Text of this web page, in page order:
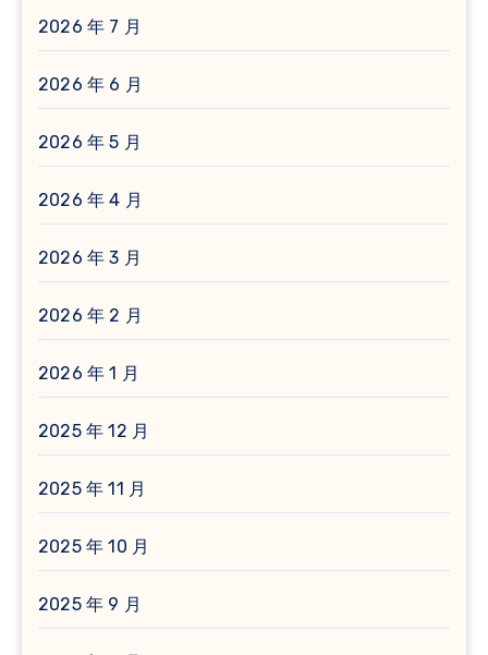
2026 年 7 月
2026 年 6 月
2026 年 5 月
2026 年 4 月
2026 年 3 月
2026 年 2 月
2026 年 1 月
2025 年 12 月
2025 年 11 月
2025 年 10 月
2025 年 9 月